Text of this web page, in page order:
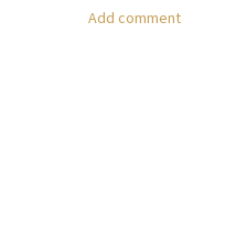
Add comment